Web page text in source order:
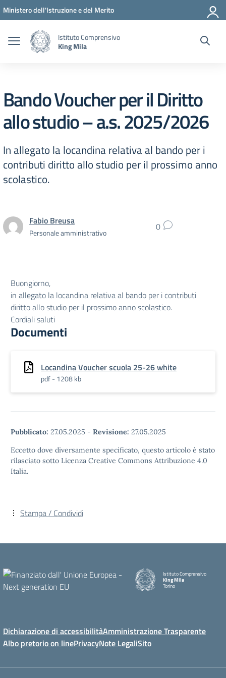
Vai ai contenuti
Vai al menu di navigazione
Vai al footer
Ministero dell'Istruzione e del Merito
Istituto Comprensivo
King Mila
Bando Voucher per il Diritto
allo studio – a.s. 2025/2026
In allegato la locandina relativa al bando per i
contributi diritto allo studio per il prossimo anno
scolastico.
Fabio Breusa
Personale amministrativo 0
Buongiorno,
in allegato la locandina relativa al bando per i contributi
diritto allo studio per il prossimo anno scolastico.
Cordiali saluti
Documenti
Locandina Voucher scuola 25-26 white
pdf - 1208 kb
Pubblicato: 27.05.2025 - Revisione: 27.05.2025
Eccetto dove diversamente specificato, questo articolo è stato
rilasciato sotto Licenza Creative Commons Attribuzione 4.0
Italia.
Stampa / Condividi
Istituto Comprensivo
King Mila
Torino
Dichiarazione di accessibilitàAmministrazione Trasparente
Albo pretorio on linePrivacyNote LegaliSito